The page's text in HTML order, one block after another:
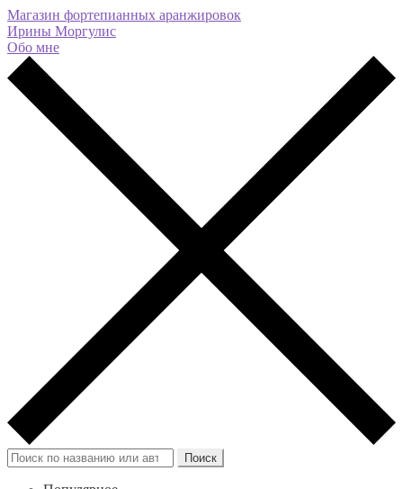
Магазин фортепианных аранжировок
Ирины Моргулис
Обо мне
Искать: Поиск